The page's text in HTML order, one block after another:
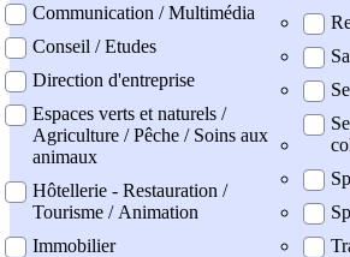
Communication / Multimédia
Conseil / Etudes
Direction d'entreprise
Espaces verts et naturels /
Agriculture / Pêche / Soins aux
animaux
Hôtellerie - Restauration /
Tourisme / Animation
Immobilier